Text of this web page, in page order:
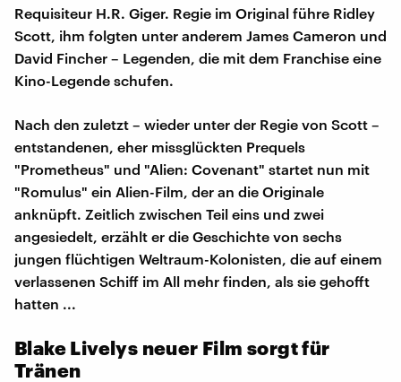
Requisiteur H.R. Giger. Regie im Original führe Ridley
Scott, ihm folgten unter anderem James Cameron und
David Fincher – Legenden, die mit dem Franchise eine
Kino-Legende schufen.
Nach den zuletzt – wieder unter der Regie von Scott –
entstandenen, eher missglückten Prequels
"Prometheus" und "Alien: Covenant" startet nun mit
"Romulus" ein Alien-Film, der an die Originale
anknüpft. Zeitlich zwischen Teil eins und zwei
angesiedelt, erzählt er die Geschichte von sechs
jungen flüchtigen Weltraum-Kolonisten, die auf einem
verlassenen Schiff im All mehr finden, als sie gehofft
hatten ...
Blake Livelys neuer Film sorgt für
Tränen